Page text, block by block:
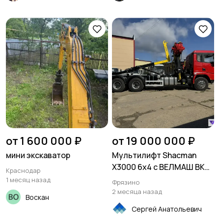
от 1 600 000 ₽
мини экскаватор
Краснодар
1 месяц назад
Воскан
от 19 000 000 ₽
Мультилифт Shacman
X3000 6x4 с ВЕЛМАШ ВК
Т20-6000 + ОМТ-120М-02
Фрязино
2 месяца назад
Сергей Анатольевич